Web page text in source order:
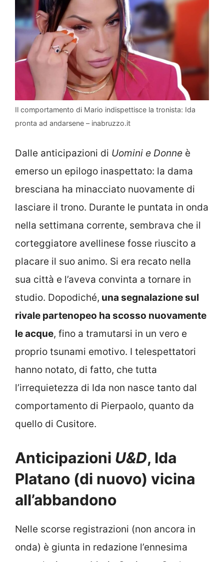
Il comportamento di Mario indispettisce la tronista: Ida
pronta ad andarsene – inabruzzo.it
Dalle anticipazioni di Uomini e Donne è
emerso un epilogo inaspettato: la dama
bresciana ha minacciato nuovamente di
lasciare il trono. Durante le puntata in onda
nella settimana corrente, sembrava che il
corteggiatore avellinese fosse riuscito a
placare il suo animo. Si era recato nella
sua città e l’aveva convinta a tornare in
studio. Dopodiché, una segnalazione sul
rivale partenopeo ha scosso nuovamente
le acque, fino a tramutarsi in un vero e
proprio tsunami emotivo. I telespettatori
hanno notato, di fatto, che tutta
l’irrequietezza di Ida non nasce tanto dal
comportamento di Pierpaolo, quanto da
quello di Cusitore.
Anticipazioni U&D, Ida
Platano (di nuovo) vicina
all’abbandono
Nelle scorse registrazioni (non ancora in
onda) è giunta in redazione l’ennesima